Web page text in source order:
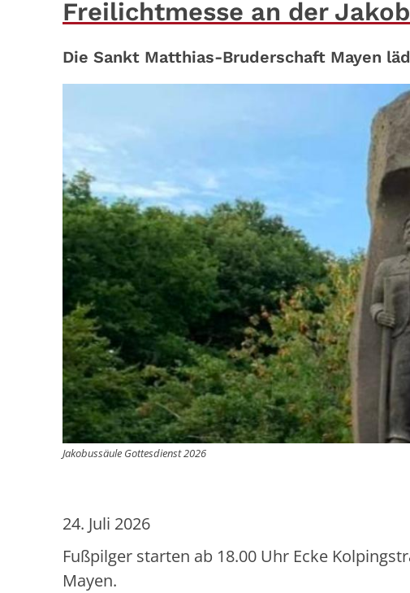
Freilichtmesse an der
Die Sankt Matthias-Bruderschaft Mayen
Jakobussäule Gottesdienst 2026
24. Juli 2026
Fußpilger starten ab 18.00 Uhr Ecke
Mayen.